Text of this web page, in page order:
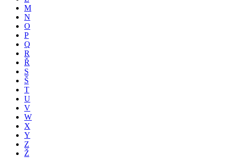
M
N
O
P
Q
R
Ř
S
Š
T
U
V
W
X
Y
Z
Ž